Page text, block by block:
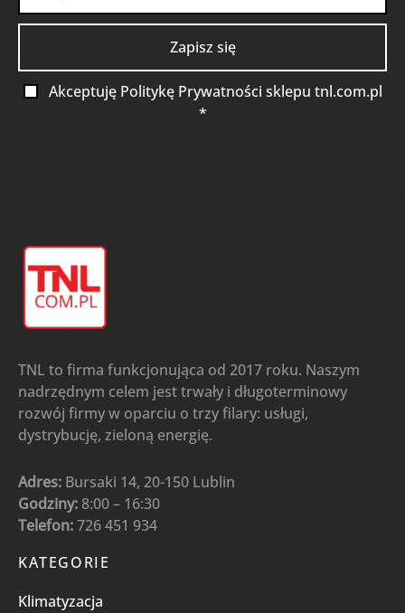
Akceptuję Politykę Prywatności sklepu tnl.com.pl
*
TNL to firma funkcjonująca od 2017 roku. Naszym
nadrzędnym celem jest trwały i długoterminowy
rozwój firmy w oparciu o trzy filary: usługi,
dystrybucję, zieloną energię.
Adres: Bursaki 14, 20-150 Lublin
Godziny: 8:00 – 16:30
Telefon:726 451 934
KATEGORIE
Klimatyzacja